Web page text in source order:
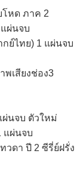
โหด ภาค 2
แผ่นจบ
กย์ไทย) 1 แผ่นจบ
พเสียงช่อง3
ผ่นจบ ตัวใหม่
แผ่นจบ
วดา ปี 2 ซีรี่ย์ฝรั่ง